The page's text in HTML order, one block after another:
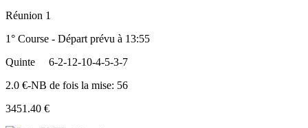
Réunion 1
1° Course - Départ prévu à 13:55
Quinte
6-2-12-10-4-5-3-7
2.0 €-NB de fois la mise: 56
3451.40 €